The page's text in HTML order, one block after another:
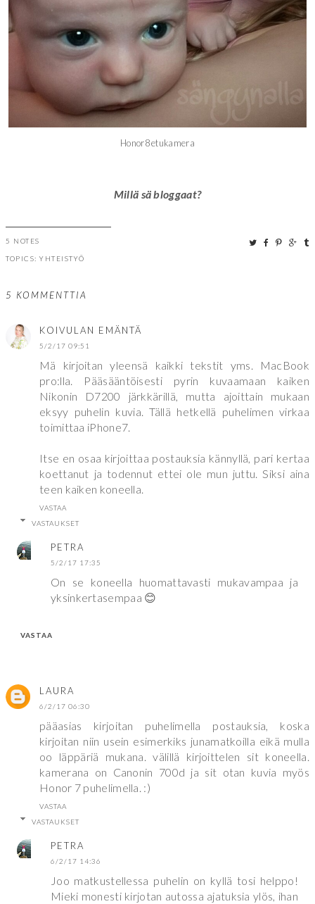
Honor8 etukamera
Millä sä bloggaat?
5 NOTES
TOPICS: YHTEISTYÖ
5 KOMMENTTIA
KOIVULAN EMÄNTÄ
5/2/17 09:51
Mä kirjoitan yleensä kaikki tekstit yms. MacBook
pro:lla. Pääsääntöisesti pyrin kuvaamaan kaiken
Nikonin D7200 järkkärillä, mutta ajoittain mukaan
eksyy puhelin kuvia. Tällä hetkellä puhelimen virkaa
toimittaa iPhone7.
Itse en osaa kirjoittaa postauksia kännyllä, pari kertaa
koettanut ja todennut ettei ole mun juttu. Siksi aina
teen kaiken koneella.
VASTAA
VASTAUKSET
PETRA
5/2/17 17:35
On se koneella huomattavasti mukavampaa ja
yksinkertasempaa 😊
VASTAA
LAURA
6/2/17 06:30
pääasias kirjoitan puhelimella postauksia, koska
kirjoitan niin usein esimerkiks junamatkoilla eikä mulla
oo läppäriä mukana. välillä kirjoittelen sit koneella.
kamerana on Canonin 700d ja sit otan kuvia myös
Honor 7 puhelimella. :)
VASTAA
VASTAUKSET
PETRA
6/2/17 14:36
Joo matkustellessa puhelin on kyllä tosi helppo!
Mieki monesti kirjotan autossa ajatuksia ylös, ihan